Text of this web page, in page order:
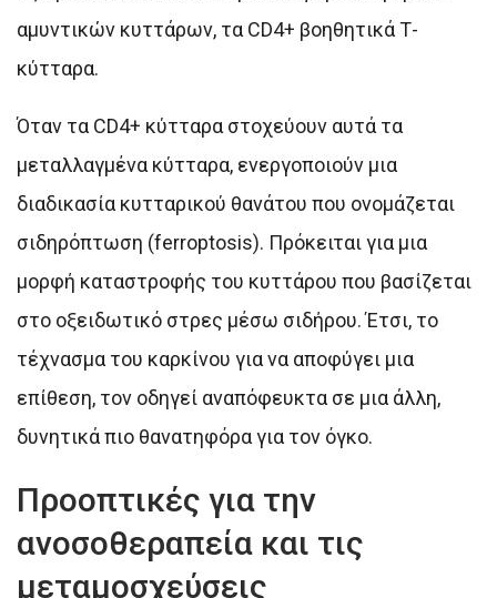
αμυντικών κυττάρων, τα CD4+ βοηθητικά Τ-
κύτταρα.
Όταν τα CD4+ κύτταρα στοχεύουν αυτά τα
μεταλλαγμένα κύτταρα, ενεργοποιούν μια
διαδικασία κυτταρικού θανάτου που ονομάζεται
σιδηρόπτωση (ferroptosis). Πρόκειται για μια
μορφή καταστροφής του κυττάρου που βασίζεται
στο οξειδωτικό στρες μέσω σιδήρου. Έτσι, το
τέχνασμα του καρκίνου για να αποφύγει μια
επίθεση, τον οδηγεί αναπόφευκτα σε μια άλλη,
δυνητικά πιο θανατηφόρα για τον όγκο.
Προοπτικές για την
ανοσοθεραπεία και τις
μεταμοσχεύσεις